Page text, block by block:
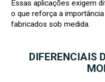
Essas aplicações exigem
o que reforça a
fabricados sob medida.
DIFERENCIAIS